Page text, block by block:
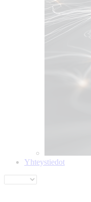
Yhteystiedot